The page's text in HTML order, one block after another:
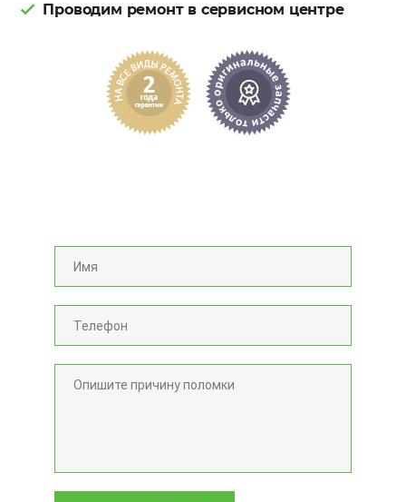
Проводим ремонт в сервисном центре